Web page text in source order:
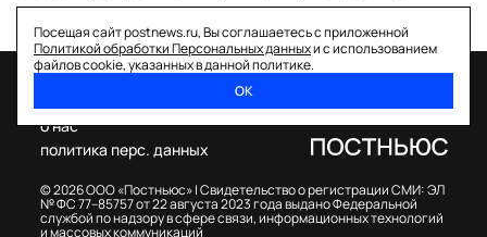
Посещая сайт postnews.ru, Вы соглашаетесь с приложенной
Политикой обработки Персональных данныхи с использованием
файлов cookie, указанных в данной политике.
ОК
© 2026 ООО «Постньюс» |Свидетельство о регистрации СМИ: ЭЛ
№ ФС 77–85757 от 22 августа 2023 года выдано Федеральной
службой по надзору в сфере связи, информационных технологий
и массовых коммуникаций
о нас
политика перс. данных